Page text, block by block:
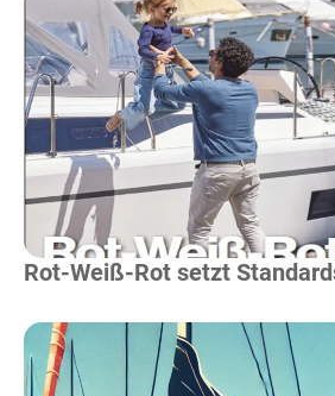
Mehr Lesen
Rot-Weiß-Rot setzt